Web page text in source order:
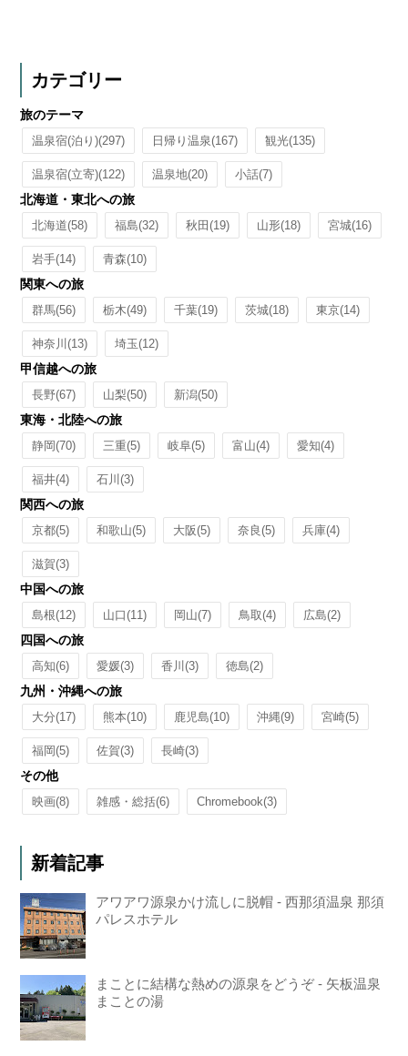
カテゴリー
旅のテーマ
温泉宿(泊り)(297) 日帰り温泉(167) 観光(135)
温泉宿(立寄)(122) 温泉地(20) 小話(7)
北海道・東北への旅
北海道(58) 福島(32) 秋田(19) 山形(18) 宮城(16)
岩手(14) 青森(10)
関東への旅
群馬(56) 栃木(49) 千葉(19) 茨城(18) 東京(14)
神奈川(13) 埼玉(12)
甲信越への旅
長野(67) 山梨(50) 新潟(50)
東海・北陸への旅
静岡(70) 三重(5) 岐阜(5) 富山(4) 愛知(4)
福井(4) 石川(3)
関西への旅
京都(5) 和歌山(5) 大阪(5) 奈良(5) 兵庫(4)
滋賀(3)
中国への旅
島根(12) 山口(11) 岡山(7) 鳥取(4) 広島(2)
四国への旅
高知(6) 愛媛(3) 香川(3) 徳島(2)
九州・沖縄への旅
大分(17) 熊本(10) 鹿児島(10) 沖縄(9) 宮崎(5)
福岡(5) 佐賀(3) 長崎(3)
その他
映画(8) 雑感・総括(6) Chromebook(3)
新着記事
アワアワ源泉かけ流しに脱帽 - 西那須温泉 那須
パレスホテル
まことに結構な熱めの源泉をどうぞ - 矢板温泉
まことの湯